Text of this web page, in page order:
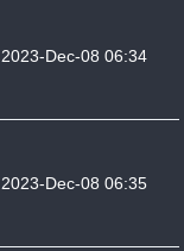
2023-Dec-08 06:34
2023-Dec-08 06:35